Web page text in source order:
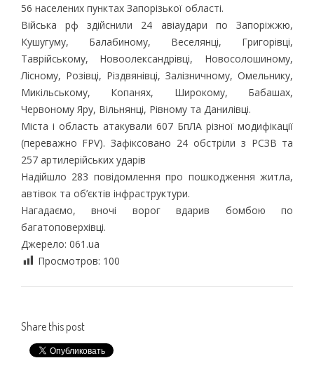
56 населених пунктах Запорізької області.
Війська рф здійснили 24 авіаудари по Запоріжжю,
Кушугуму, Балабиному, Веселянці, Григорівці,
Таврійському, Новоолександрівці, Новосолошиному,
Лісному, Розівці, Різдвянівці, Залізничному, Омельнику,
Микільському, Копанях, Широкому, Бабашах,
Червоному Яру, Вільнянці, Рівному та Данилівці.
Міста і область атакували 607 БпЛА різної модифікації
(переважно FPV). Зафіксовано 24 обстріли з РСЗВ та
257 артилерійських ударів
Надійшло 283 повідомлення про пошкодження житла,
автівок та об’єктів інфраструктури.
Нагадаємо, вночі ворог вдарив бомбою по
багатоповерхівці.
Джерело: 061.ua
Просмотров: 100
Share this post